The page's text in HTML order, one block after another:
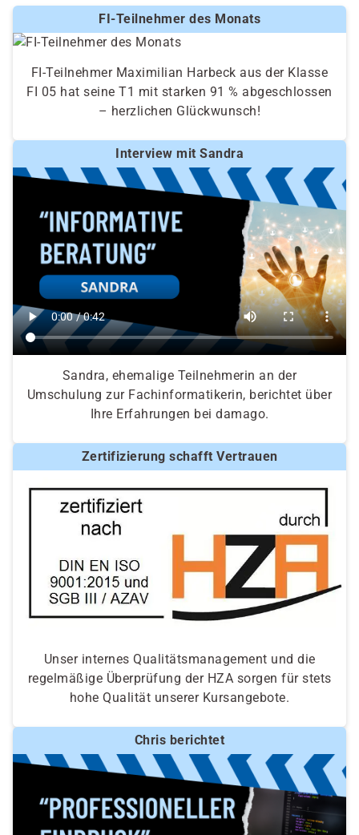
FI-Teilnehmer des Monats
FI-Teilnehmer Maximilian Harbeck aus der Klasse
FI 05 hat seine T1 mit starken 91 % abgeschlossen
– herzlichen Glückwunsch!
Interview mit Sandra
Sandra, ehemalige Teilnehmerin an der
Umschulung zur Fachinformatikerin, berichtet über
Ihre Erfahrungen bei damago.
Zertifizierung schafft Vertrauen
Unser internes Qualitätsmanagement und die
regelmäßige Überprüfung der HZA sorgen für stets
hohe Qualität unserer Kursangebote.
Chris berichtet